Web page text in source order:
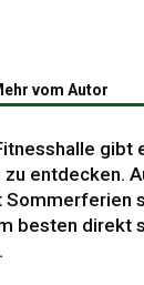
vom Autor
gibt
zu entdecken.
Sommerferien
besten direkt